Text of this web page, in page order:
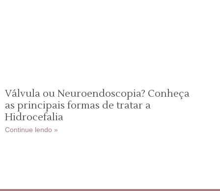
Válvula ou Neuroendoscopia? Conheça
as principais formas de tratar a
Hidrocefalia
Continue lendo »